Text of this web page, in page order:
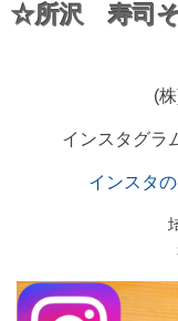
☆所沢 寿司
(
インスタグラ
インスタ